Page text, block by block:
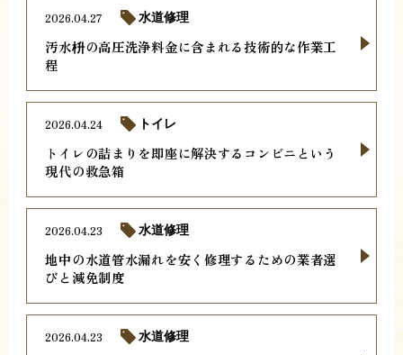
汚水枡の高圧洗浄料金に含まれる技術的な作業工
程
2026.04.27 水道修理
トイレの詰まりを即座に解決するコンビニという
現代の救急箱
2026.04.24 トイレ
地中の水道管水漏れを安く修理するための業者選
びと減免制度
2026.04.23 水道修理
2026.04.23 水道修理